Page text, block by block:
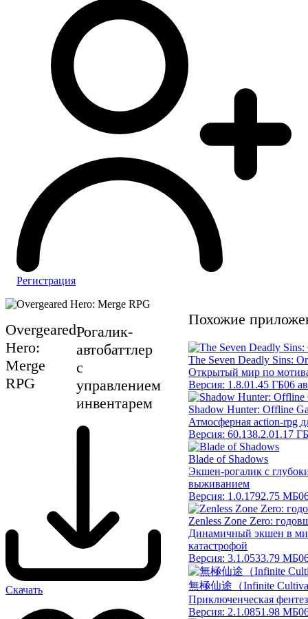
Регистрация
Overgeared
Hero:
Merge
RPG
Рогалик-
автобаттлер
с
управлением
инвентарем
Скачать
Похожие
The Seven Deadly Sins:
Открытый мир по
Версия: 1.8.01.45 ГБ06
Shadow Hunter: Offline
Атмосферная action-rpg
Версия: 60.138.2.01.17
Blade of Shadows
Экшен-рогалик с
выживанием
Версия: 1.0.1 792.75 МБ
Zenless Zone Zero:
Динамичный экшен в
катастрофой
Версия: 3.1.0533.79 МБ
無極仙途（Infinite
Приключенческая
Версия: 2.1.0851.98 МБ